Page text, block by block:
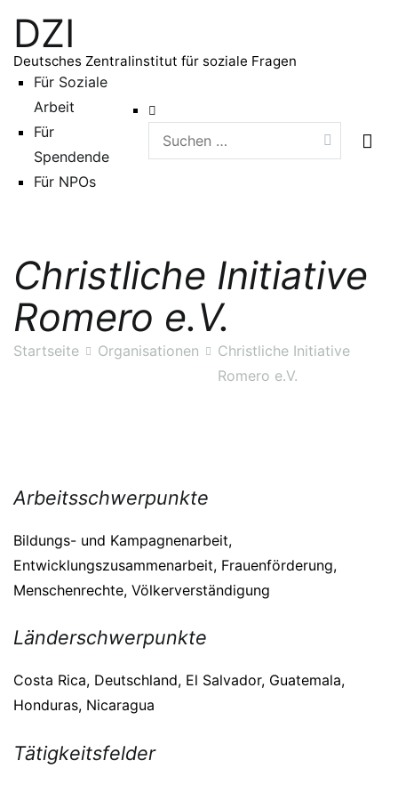
Inhalt
springen
DZI
Deutsches Zentralinstitut für soziale Fragen
Für Soziale
Arbeit
Für
Spendende
Für NPOs
Suchen
nach:
Christliche Initiative
Romero e.V.
Startseite Organisationen
Christliche Initiative
Romero e.V.
Arbeitsschwerpunkte
Bildungs- und Kampagnenarbeit,
Entwicklungszusammenarbeit, Frauenförderung,
Menschenrechte, Völkerverständigung
Länderschwerpunkte
Costa Rica, Deutschland, El Salvador, Guatemala,
Honduras, Nicaragua
Tätigkeitsfelder